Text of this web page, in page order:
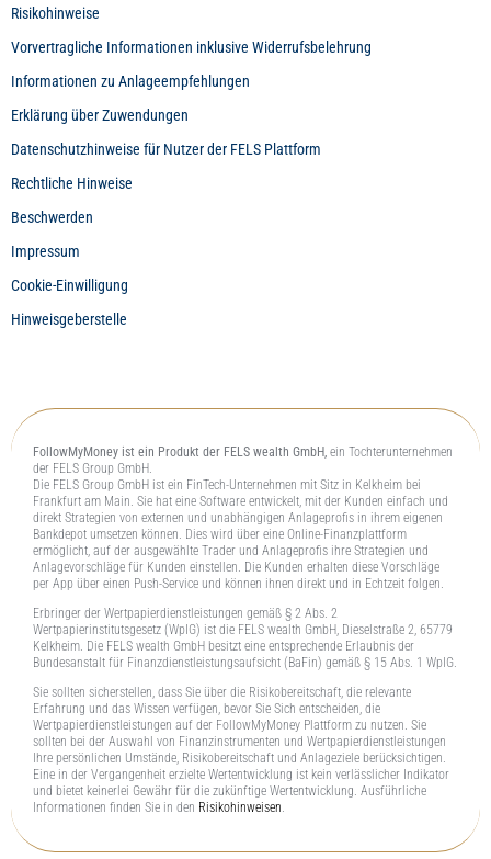
Risikohinweise
Vorvertragliche Informationen inklusive Widerrufsbelehrung
Informationen zu Anlageempfehlungen
Erklärung über Zuwendungen
Datenschutzhinweise für Nutzer der FELS Plattform
Rechtliche Hinweise
Beschwerden
Impressum
Cookie-Einwilligung
Hinweisgeberstelle
FollowMyMoney ist ein Produkt der FELS wealth GmbH,ein Tochterunternehmen
der FELS Group GmbH.
Die FELS Group GmbH ist ein FinTech-Unternehmen mit Sitz in Kelkheim bei
Frankfurt am Main. Sie hat eine Software entwickelt, mit der Kunden einfach und
direkt Strategien von externen und unabhängigen Anlageprofis in ihrem eigenen
Bankdepot umsetzen können. Dies wird über eine Online-Finanzplattform
ermöglicht, auf der ausgewählte Trader und Anlageprofis ihre Strategien und
Anlagevorschläge für Kunden einstellen. Die Kunden erhalten diese Vorschläge
per App über einen Push-Service und können ihnen direkt und in Echtzeit folgen.
Erbringer der Wertpapierdienstleistungen gemäß § 2 Abs. 2
Wertpapierinstitutsgesetz (WpIG) ist die FELS wealth GmbH, Dieselstraße 2, 65779
Kelkheim. Die FELS wealth GmbH besitzt eine entsprechende Erlaubnis der
Bundesanstalt für Finanzdienstleistungsaufsicht (BaFin) gemäß § 15 Abs. 1 WpIG.
Sie sollten sicherstellen, dass Sie über die Risikobereitschaft, die relevante
Erfahrung und das Wissen verfügen, bevor Sie Sich entscheiden, die
Wertpapierdienstleistungen auf der FollowMyMoney Plattform zu nutzen. Sie
sollten bei der Auswahl von Finanzinstrumenten und Wertpapierdienstleistungen
Ihre persönlichen Umstände, Risikobereitschaft und Anlageziele berücksichtigen.
Eine in der Vergangenheit erzielte Wertentwicklung ist kein verlässlicher Indikator
und bietet keinerlei Gewähr für die zukünftige Wertentwicklung. Ausführliche
Informationen finden Sie in den Risikohinweisen.